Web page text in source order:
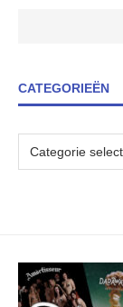
CATEGORIEËN